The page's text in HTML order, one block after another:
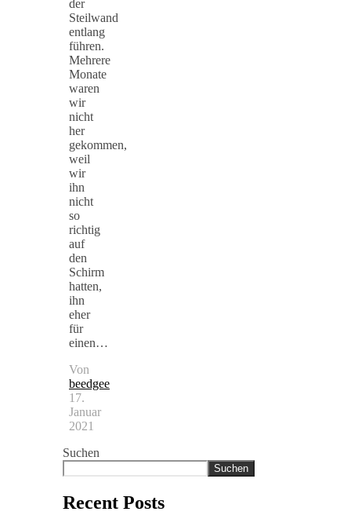
der
Steilwand
entlang
führen.
Mehrere
Monate
waren
wir
nicht
her
gekommen,
weil
wir
ihn
nicht
so
richtig
auf
den
Schirm
hatten,
ihn
eher
für
einen…
Von
beedgee
17.
Januar
2021
Suchen
Suchen
Recent Posts